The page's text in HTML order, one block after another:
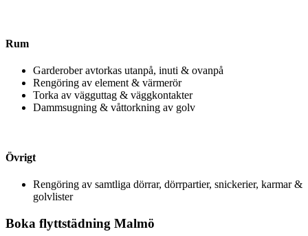
Rum
Garderober avtorkas utanpå, inuti & ovanpå
Rengöring av element & värmerör
Torka av vägguttag & väggkontakter
Dammsugning & våttorkning av golv
Övrigt
Rengöring av samtliga dörrar, dörrpartier, snickerier, karmar &
golvlister
Boka flyttstädning Malmö